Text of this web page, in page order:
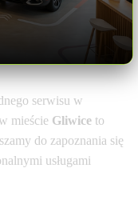
serwisu w
mieście Gliwice to
do zapoznania się
usługami